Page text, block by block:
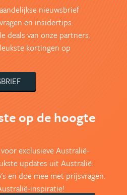
nieuwsbrief
en insidertips.
deals van onze partners.
kortingen op
op de hoogte
exclusieve Australië-
updates uit Australië.
en doe mee met prijsvragen.
inspiratie!